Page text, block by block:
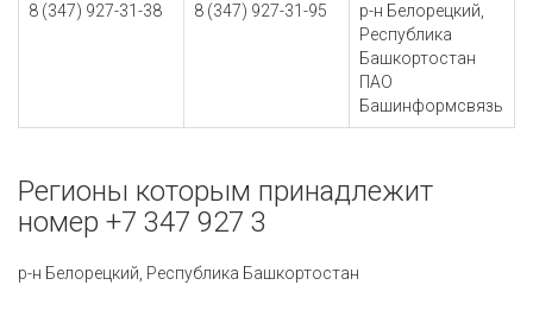
8 (347) 927-31-38 8 (347) 927-31-95
р-н Белорецкий,
Республика
Башкортостан
ПАО
Башинформсвязь
Регионы которым принадлежит
номер +7 347 927 3
р-н Белорецкий, Республика Башкортостан